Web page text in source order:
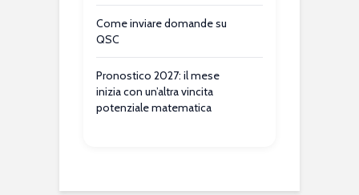
Come inviare domande su
QSC
Pronostico 2027: il mese
inizia con un’altra vincita
potenziale matematica